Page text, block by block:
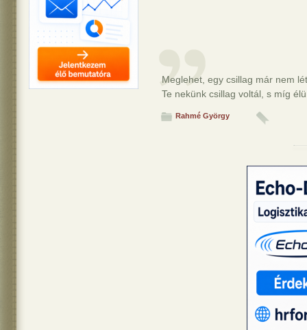
Meglehet, egy csillag már nem
Te nekünk csillag voltál, s míg
Rahmé György